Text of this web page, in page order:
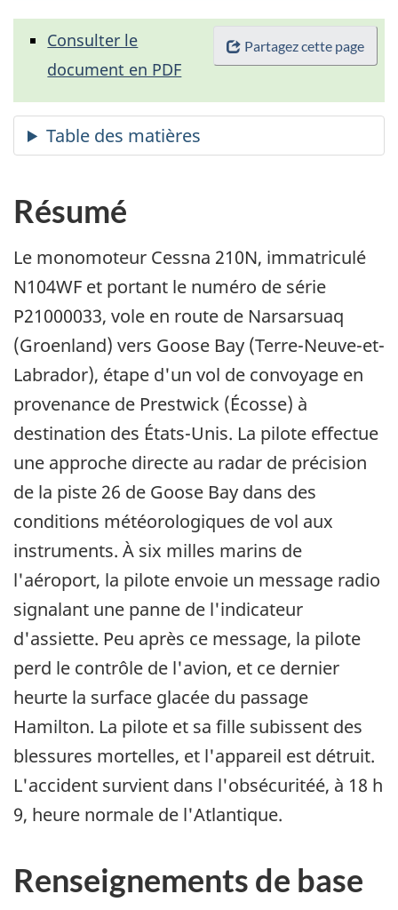
Partagez cette page
Consulter le
document en PDF
Résumé
Le monomoteur Cessna 210N, immatriculé
N104WF et portant le numéro de série
P21000033, vole en route de Narsarsuaq
(Groenland) vers Goose Bay (Terre-Neuve-et-
Labrador), étape d'un vol de convoyage en
provenance de Prestwick (Écosse) à
destination des États-Unis. La pilote effectue
une approche directe au radar de précision
de la piste 26 de Goose Bay dans des
conditions météorologiques de vol aux
instruments. À six milles marins de
l'aéroport, la pilote envoie un message radio
signalant une panne de l'indicateur
d'assiette. Peu après ce message, la pilote
perd le contrôle de l'avion, et ce dernier
heurte la surface glacée du passage
Hamilton. La pilote et sa fille subissent des
blessures mortelles, et l'appareil est détruit.
L'accident survient dans l'obsécuritéé, à 18 h
9, heure normale de l'Atlantique.
Renseignements de base